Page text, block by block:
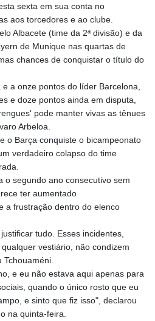
sexta em sua conta no
aos torcedores e ao clube.
Albacete (time da 2ª divisão) e da
de Munique nas quartas de
chances de conquistar o título do
a onze pontos do líder Barcelona,
e doze pontos ainda em disputa,
pode manter vivas as tênues
Arbeloa.
o Barça conquiste o bicampeonato
verdadeiro colapso do time
o segundo ano consecutivo sem
ter aumentado
a frustração dentro do elenco
tudo. Esses incidentes,
vestiário, não condizem
e eu não estava aqui apenas para
quando o único rosto que eu
e sinto que fiz isso", declarou
na quinta-feira.